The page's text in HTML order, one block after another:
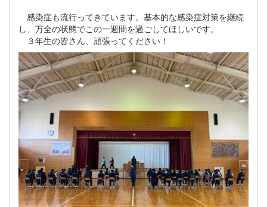
感染症も流行ってきています。基本的な感染症対策を継続
し、万全の状態でこの一週間を過ごしてほしいです。
３年生の皆さん、頑張ってください！